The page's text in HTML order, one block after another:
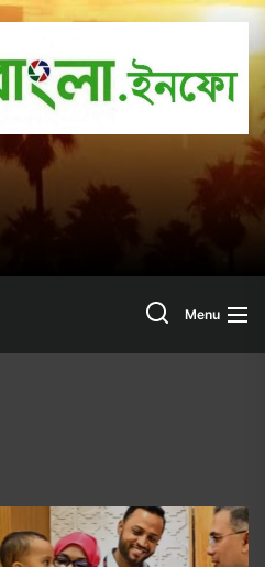
SearchMenu